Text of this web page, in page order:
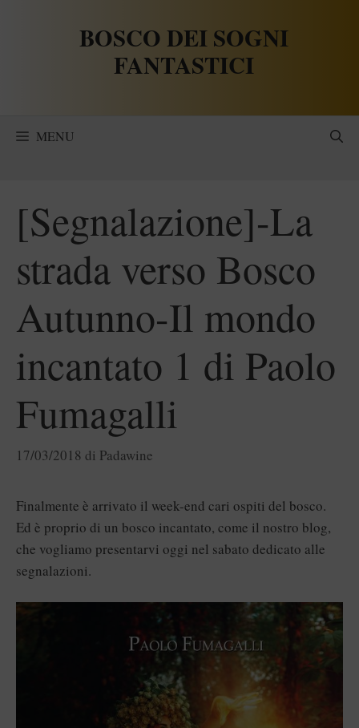
BOSCO DEI SOGNI
FANTASTICI
MENU
[Segnalazione]-La
strada verso Bosco
Autunno-Il mondo
incantato 1 di Paolo
Fumagalli
17/03/2018 di Padawine
Finalmente è arrivato il week-end cari ospiti del bosco.
Ed è proprio di un bosco incantato, come il nostro blog,
che vogliamo presentarvi oggi nel sabato dedicato alle
segnalazioni.